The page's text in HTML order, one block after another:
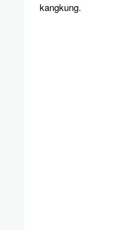
kangkung.